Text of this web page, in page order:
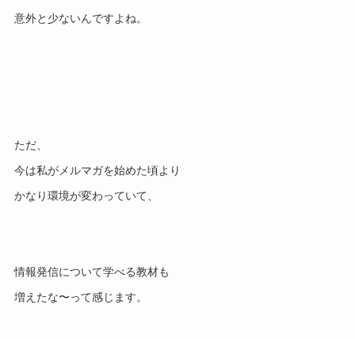
意外と少ないんですよね。
ただ、
今は私がメルマガを始めた頃より
かなり環境が変わっていて、
情報発信について学べる教材も
増えたな〜って感じます。